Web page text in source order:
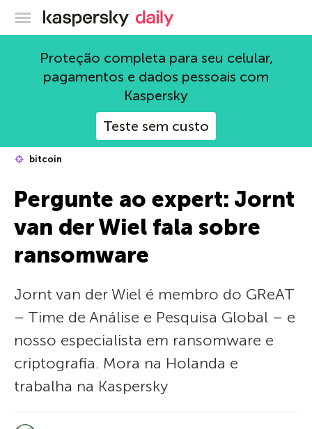
Blog oficial da Kaspersky
Proteção completa para seu celular,
pagamentos e dados pessoais com
Kaspersky
Teste sem custo
bitcoin
Pergunte ao expert: Jornt
van der Wiel fala sobre
ransomware
Jornt van der Wiel é membro do GReAT
– Time de Análise e Pesquisa Global – e
nosso especialista em ransomware e
criptografia. Mora na Holanda e
trabalha na Kaspersky